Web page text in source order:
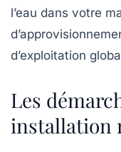
l’eau dans votre
d’exploitation
Les
installation